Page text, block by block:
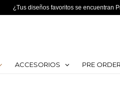
¿Tus diseños favoritos se encuentran
ACCESORIOS PRE ORDER